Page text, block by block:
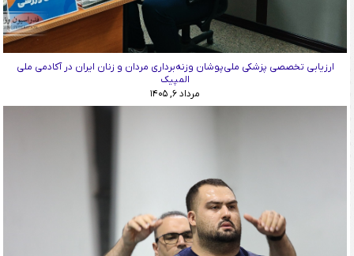
ارزیابی تخصصی پزشکی ملی‌پوشان وزنه‌برداری مردان و زنان ایران در آکادمی ملی
المپیک
مرداد ۶, ۱۴۰۵